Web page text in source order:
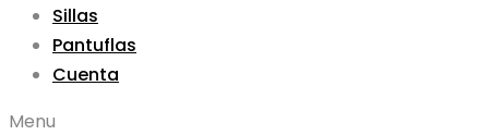
Sillas
Pantuflas
Cuenta
Menu